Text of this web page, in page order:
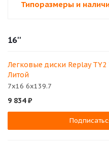
Типоразмеры и
16''
Легковые диски Replay TY2
Литой
7x16 6x139.7
9 834₽